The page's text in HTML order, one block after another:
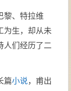
黎、特拉维
为生，却从未
人们经历了二
篇小说，甫出